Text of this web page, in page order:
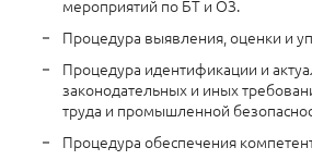
мероприятий по БТ и ОЗ.
Процедура выявления, оценки и
Процедура идентификации и
законодательных и иных
труда и промышленной
Процедура обеспечения